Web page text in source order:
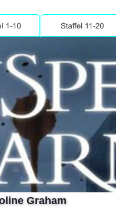
Graham